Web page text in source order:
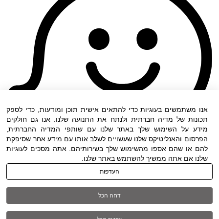
תנאי שימוש|הצהרת נגישות| כל הזכויות שמורות
ל DWO ©
אנו משתמשים בעוגיות כדי להתאים אישית תוכן ומודעות, כדי לספק
תכונות של מדיה חברתית ולנתח את התנועה שלנו. אנו גם חולקים
מידע על השימוש שלך באתר שלנו עם שותפי המדיה החברתית,
הפרסום והאנליטיקס שלנו שעשויים לשלב אותו עם מידע אחר שסיפקת
להם או שהם אספו מהשימוש שלך בשירותיהם. אתה מסכים לעוגיות
שלנו אם אתה ממשיך להשתמש באתר שלנו.
העדפות
דחה הכל